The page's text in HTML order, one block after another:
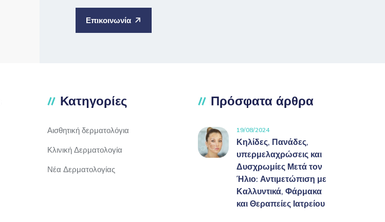
Επικοινωνία
Κατηγορίες
Αισθητική δερματολόγια
Κλινική Δερματολογία
Νέα Δερματολογίας
Πρόσφατα άρθρα
19/08/2024
Κηλίδες, Πανάδες,
υπερμελαχρώσεις και
Δυσχρωμίες Μετά τον
Ήλιο: Αντιμετώπιση με
Καλλυντικά, Φάρμακα
και Θεραπείες Ιατρείου